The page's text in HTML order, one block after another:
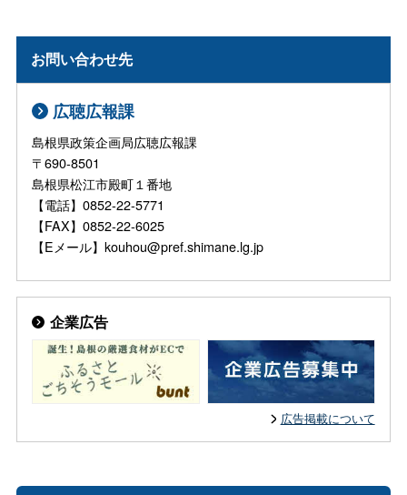
お問い合わせ先
広聴広報課
島根県政策企画局広聴広報課
〒690-8501
島根県松江市殿町１番地
【電話】0852-22-5771
【FAX】0852-22-6025
【Eメール】kouhou@pref.shimane.lg.jp
企業広告
広告掲載について